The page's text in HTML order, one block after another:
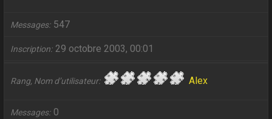
Messages 547
Inscription 29 octobre 2003, 00:01
Rang, Nom d’utilisateur Alex
Messages 0